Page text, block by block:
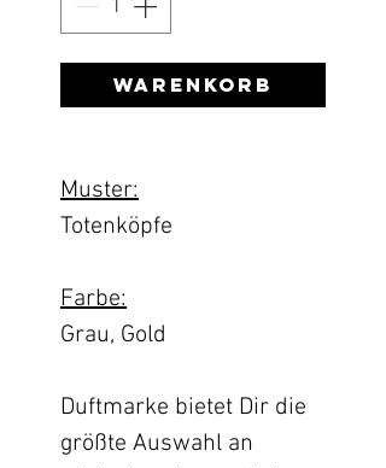
Warenkorb
Muster:
Totenköpfe
Farbe:
Grau, Gold
Duftmarke bietet Dir die
größte Auswahl an